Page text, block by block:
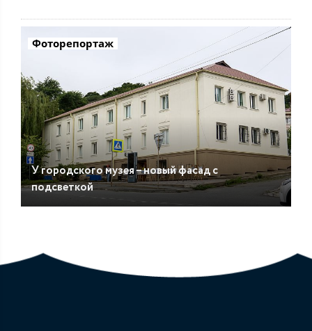
Фоторепортаж
У городского музея – новый фасад с
подсветкой